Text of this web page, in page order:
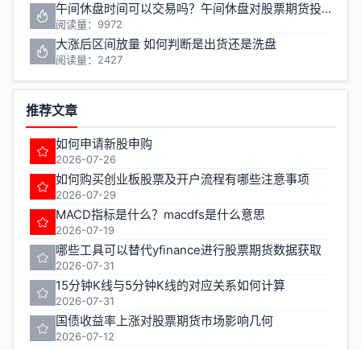
午间休盘时间可以交易吗？午间休盘对股票期货投资有什么影响
阅读量：9972
大涨后区间放量 如何判断是出货还是洗盘
阅读量：2427
推荐文章
如何申请新股申购
2026-07-26
如何购买创业板股票及开户流程有哪些注意事项
2026-07-29
MACD指标是什么？macdfs是什么意思
2026-07-19
哪些工具可以替代yfinance进行股票期货数据获取
2026-07-31
15分钟K线与5分钟K线的对应关系如何计算
2026-07-31
国债收益率上涨对股票期货市场影响几何
2026-07-12